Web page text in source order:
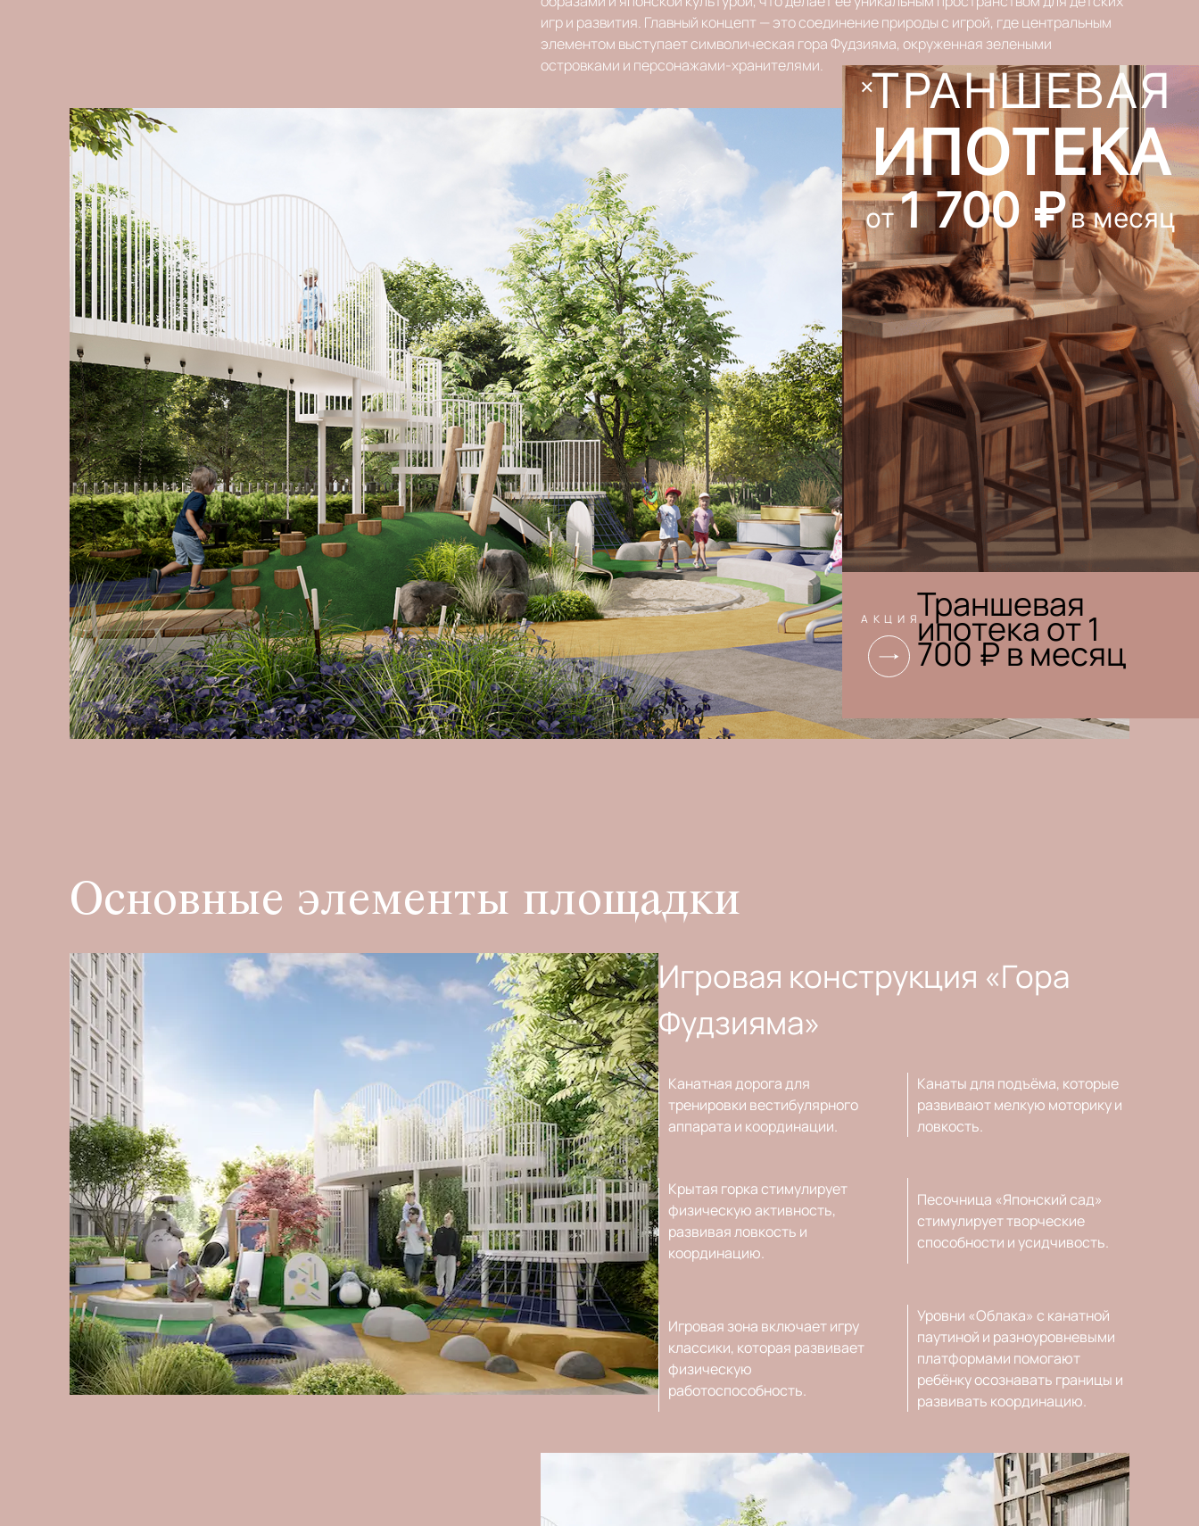
×ТРАНШЕВАЯ
ИПОТЕКА
от1 700 ₽в месяц
АКЦИЯТраншевая
ипотека от 1
700 ₽ в месяц
игр и развития. Главный концепт — это соединение природы с игрой, где центральным
элементом выступает символическая гора Фудзияма, окруженная зелеными
островками и персонажами-хранителями.
Основные элементы площадки
Игровая конструкция «Гора
Фудзияма»
Канатная дорога для
тренировки вестибулярного
аппарата и координации.
Канаты для подъёма, которые
развивают мелкую моторику и
ловкость.
Крытая горка стимулирует
физическую активность,
развивая ловкость и
координацию.
Песочница «Японский сад»
стимулирует творческие
способности и усидчивость.
Игровая зона включает игру
классики, которая развивает
физическую
работоспособность.
Уровни «Облака» с канатной
паутиной и разноуровневыми
платформами помогают
ребёнку осознавать границы и
развивать координацию.